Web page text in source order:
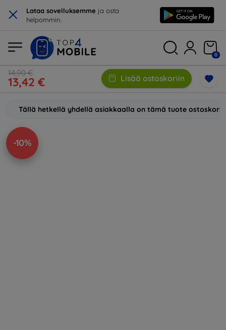
× Lataa sovelluksemme ja osta
helpommin.
0
14,90 €
13,42 € Lisää ostoskoriin
Tällä hetkellä yhdellä asiakkaalla on tämä tuote
-10%